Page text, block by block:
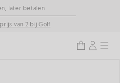
later betalen
van 2 bij Golf